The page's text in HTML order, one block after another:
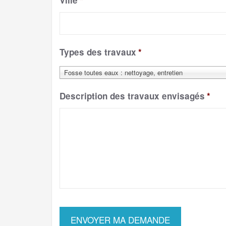
Types des travaux *
Fosse toutes eaux : nettoyage, entretien
Description des travaux envisagés *